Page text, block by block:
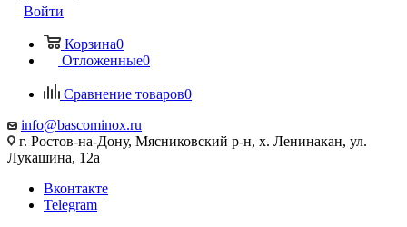
Войти
Корзина0
Отложенные0
Сравнение товаров0
info@bascominox.ru
г. Ростов-на-Дону, Мясниковский р-н, х. Ленинакан, ул.
Лукашина, 12а
Вконтакте
Telegram